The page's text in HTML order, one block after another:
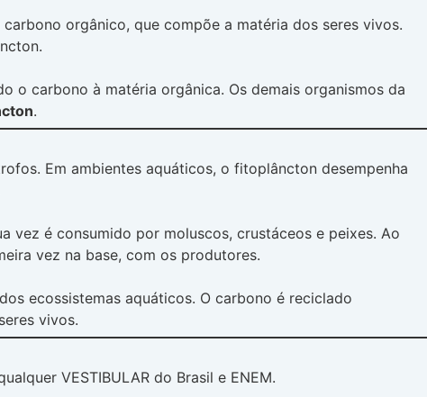
orgânico, que compõe a matéria dos seres vivos.
o carbono à matéria orgânica. Os demais organismos da
.
Em ambientes aquáticos, o fitoplâncton desempenha
vez é consumido por moluscos, crustáceos e peixes. Ao
vez na base, com os produtores.
ecossistemas aquáticos. O carbono é reciclado
vivos.
VESTIBULAR do Brasil e ENEM.